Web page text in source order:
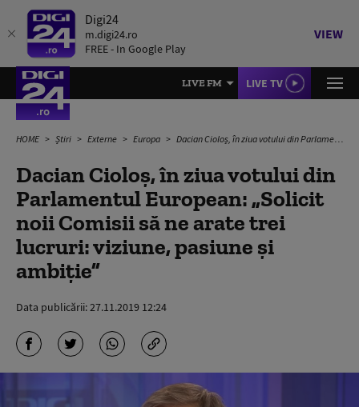
Digi24
m.digi24.ro
FREE - In Google Play
VIEW
LIVE FM LIVE TV
HOME Știri Externe Europa Dacian Cioloș, în ziua votului din Parlamentul European: „Solicit noii Comisii să ne arate trei lucruri: viziune, pasiune și ambiție”
Dacian Cioloș, în ziua votului din
Parlamentul European: „Solicit
noii Comisii să ne arate trei
lucruri: viziune, pasiune și
ambiție”
Data publicării:27.11.2019 12:24